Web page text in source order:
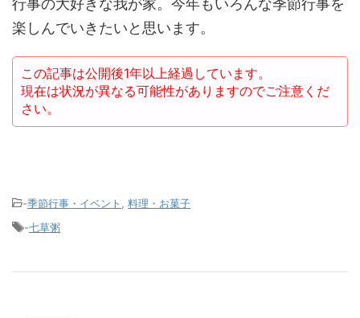
楽しんでいきたいと思います。
この記事は公開後1年以上経過しています。
現在は状況が異なる可能性がありますのでご注意くだ
さい。
-季節行事・イベント
料理・お菓子
-七草粥